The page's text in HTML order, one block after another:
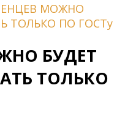
МОЖНО
ТОЛЬКО ПО ГОСТу
БУДЕТ
ТОЛЬКО